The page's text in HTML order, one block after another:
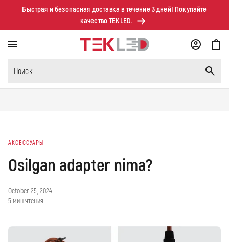
Перейти к
Быстрая и безопасная доставка в течение 3 дней! Покупайте
качество TEKLED.
Поиск
Корзина
АКСЕССУАРЫ
Osilgan adapter nima?
October 25, 2024
5 мин чтения